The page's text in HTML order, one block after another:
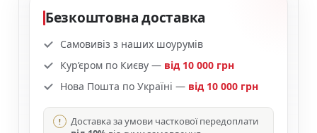
Безкоштовна доставка
Самовивіз з наших шоурумів
Кур’єром по Києву — від 10 000 грн
Нова Пошта по Україні — від 10 000 грн
Доставка за умови часткової передоплати